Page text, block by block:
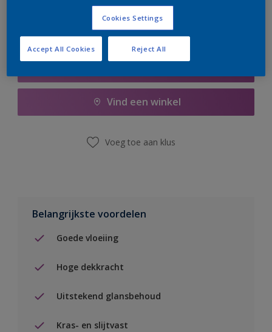
Vind een winkel
Voeg toe aan klus
Belangrijkste voordelen
Goede vloeiing
Hoge dekkracht
Uitstekend glansbehoud
Kras- en slijtvast
Cookies Settings
Reject All
Accept All Cookies